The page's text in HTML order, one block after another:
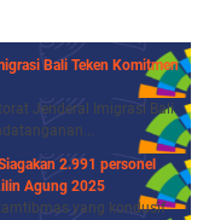
Bali Teken Komitmen
Jenderal Imigrasi Bali
2.991 personel
Agung 2025
yang kondusif